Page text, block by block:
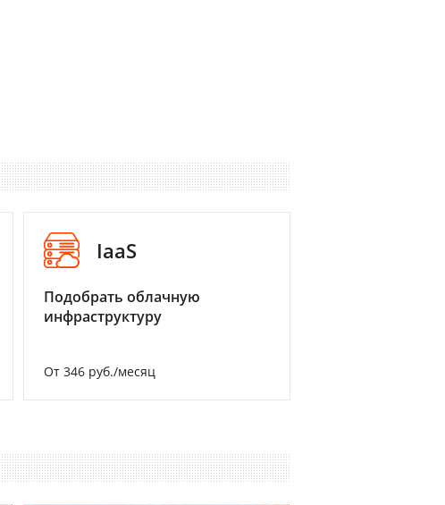
IaaS
Подобрать облачную
инфраструктуру
От 346 руб./месяц